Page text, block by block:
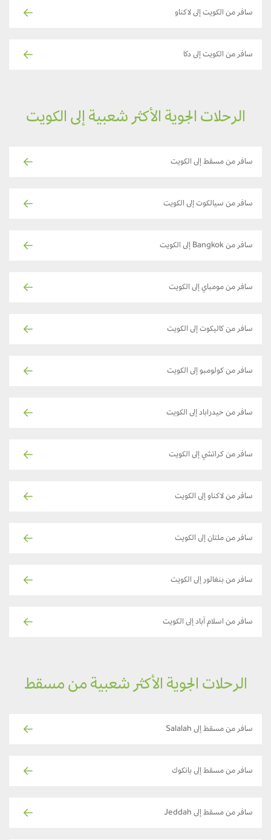
سافر من الكويت إلى لاكناو
سافر من الكويت إلى دكا
الرحلات الجوية الأكثر شعبية إلى الكويت
سافر من مسقط إلى الكويت
سافر من سيالكوت إلى الكويت
سافر من Bangkok إلى الكويت
سافر من مومباي إلى الكويت
سافر من كاليكوت إلى الكويت
سافر من كولومبو إلى الكويت
سافر من حيدراباد إلى الكويت
سافر من كراتشي إلى الكويت
سافر من لاكناو إلى الكويت
سافر من ملتان إلى الكويت
سافر من بنغالور إلى الكويت
سافر من اسلام آباد إلى الكويت
الرحلات الجوية الأكثر شعبية من مسقط
سافر من مسقط إلى Salalah
سافر من مسقط إلى بانكوك
سافر من مسقط إلى Jeddah